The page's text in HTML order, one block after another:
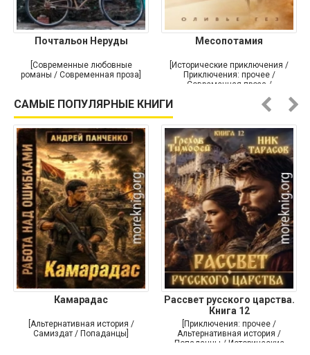
Почтальон Неруды
[Современные любовные
романы / Современная проза]
Месопотамия
[Исторические приключения /
Приключения: прочее /
Современная проза /
САМЫЕ ПОПУЛЯРНЫЕ КНИГИ
Камарадас
[Альтернативная история /
Самиздат / Попаданцы]
Рассвет русского царства.
Книга 12
[Приключения: прочее /
Альтернативная история /
Попаданцы / Исторические